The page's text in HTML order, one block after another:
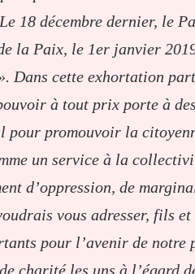
18 décembre dernier, le
la Paix, le 1er janvier
Dans cette exhortation
à tout prix porte à
pour promouvoir la
un service à la
d’oppression, de
vous adresser, fils
pour l’avenir de
charité les uns à l’égard